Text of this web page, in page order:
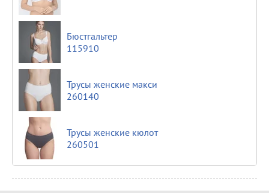
Бюстгальтер
115910
Трусы женские макси
260140
Трусы женские кюлот
260501